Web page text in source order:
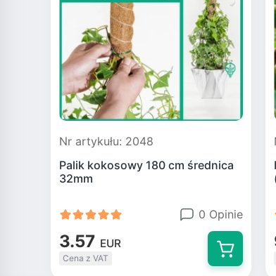
Nr artykułu: 2048
Palik kokosowy 180 cm średnica
32mm
0 Opinie
3.57 EUR
Cena z VAT